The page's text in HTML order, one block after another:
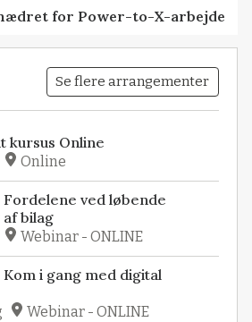
for Power-to-X-arbejde
Se flere arrangementer
kursus Online
Online
Fordelene ved løbende
bilag
Webinar - ONLINE
i gang med digital
Webinar - ONLINE